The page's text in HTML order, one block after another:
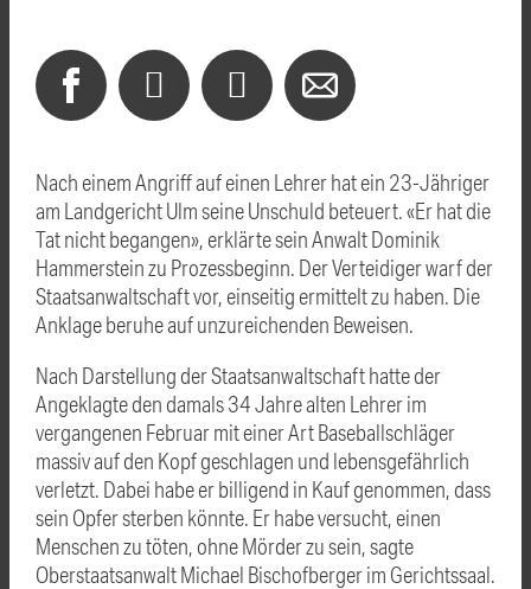
Nach einem Angriff auf einen Lehrer hat ein 23-Jähriger
am Landgericht Ulm seine Unschuld beteuert. «Er hat die
Tat nicht begangen», erklärte sein Anwalt Dominik
Hammerstein zu Prozessbeginn. Der Verteidiger warf der
Staatsanwaltschaft vor, einseitig ermittelt zu haben. Die
Anklage beruhe auf unzureichenden Beweisen.
Nach Darstellung der Staatsanwaltschaft hatte der
Angeklagte den damals 34 Jahre alten Lehrer im
vergangenen Februar mit einer Art Baseballschläger
massiv auf den Kopf geschlagen und lebensgefährlich
verletzt. Dabei habe er billigend in Kauf genommen, dass
sein Opfer sterben könnte. Er habe versucht, einen
Menschen zu töten, ohne Mörder zu sein, sagte
Oberstaatsanwalt Michael Bischofberger im Gerichtssaal.